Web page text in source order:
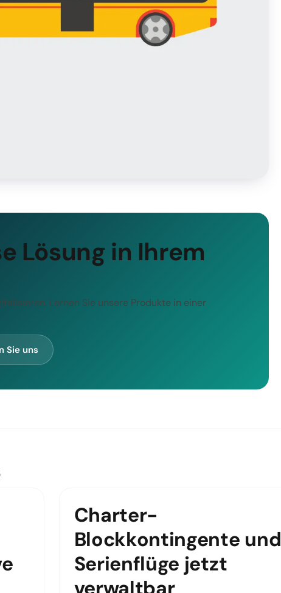
Lösung in Ihrem
Lernen Sie unsere Produkte in einer
Sie uns
Charter-
Blockkontingente und
Serienflüge jetzt